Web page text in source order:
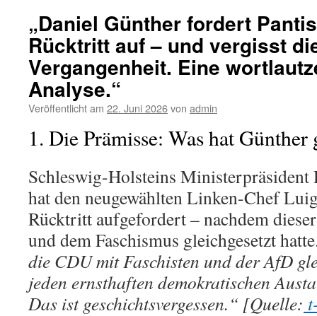
„Daniel Günther fordert
Rücktritt auf – und vergisst
Vergangenheit. Eine
Analyse.“
Veröffentlicht am 22. Juni 2026von admin
1. Die Prämisse: Was hat Günther
Schleswig-Holsteins
hat den neugewählten Linken-Chef
Rücktritt aufgefordert – nachdem
und dem Faschismus gleichgesetzt
die CDU mit Faschisten und der AfD
jeden ernsthaften demokratischen
Das ist geschichtsvergessen.“ [Quelle: